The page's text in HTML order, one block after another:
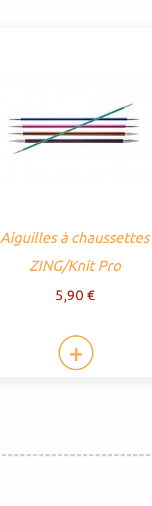
Aiguilles à chaussettes
ZING/Knit Pro
5,90 €